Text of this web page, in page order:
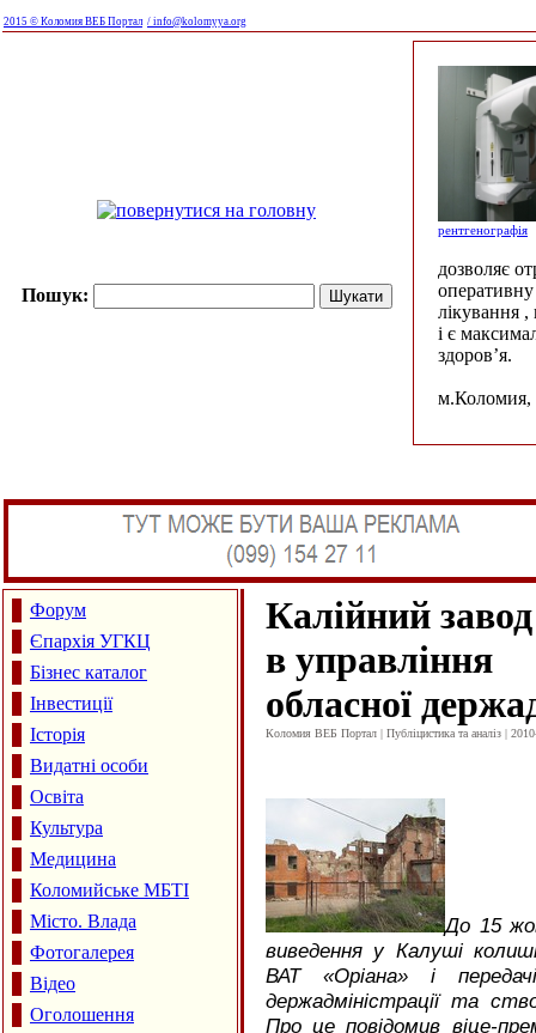
2015 © Коломия ВЕБ Портал / info@kolomyya.org
Пошук:
рентгенографія
дозволяє
лікування ,
і є
здоров’я.
м.Коломия,
Форум
Єпархія УГКЦ
Бізнес каталог
Інвестиції
Історія
Видатні особи
Освіта
Культура
Медицина
Коломийське МБТІ
Місто. Влада
Фотогалерея
Відео
Оголошення
Калійний
в управління
обласної
Коломия ВЕБ Портал | Публіцистика та аналіз |
До 15
виведення у Калуші
ВАТ «Оріана» і
держадміністрації та
Про це повідомив віце-